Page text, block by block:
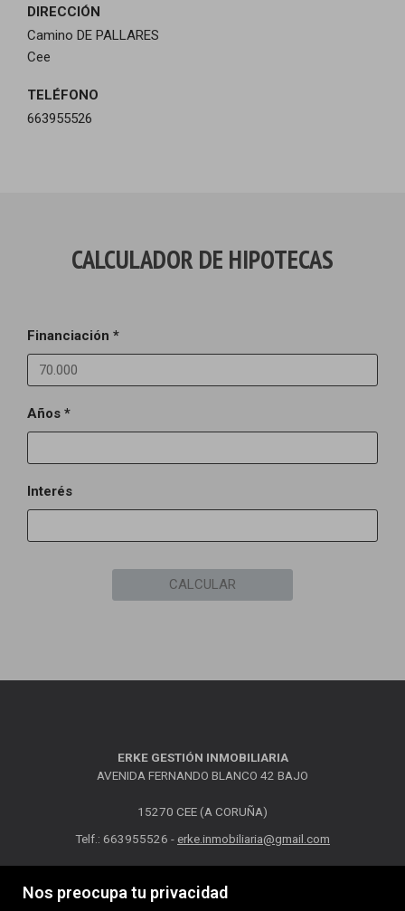
Nos preocupa tu privacidad
DIRECCIÓN
Camino DE PALLARES
Cee
TELÉFONO
663955526
CALCULADOR DE HIPOTECAS
Financiación *
Años *
Interés
CALCULAR
ERKE GESTIÓN INMOBILIARIA
AVENIDA FERNANDO BLANCO 42 BAJO
15270 CEE (A CORUÑA)
Telf.: 663955526 - erke.inmobiliaria@gmail.com